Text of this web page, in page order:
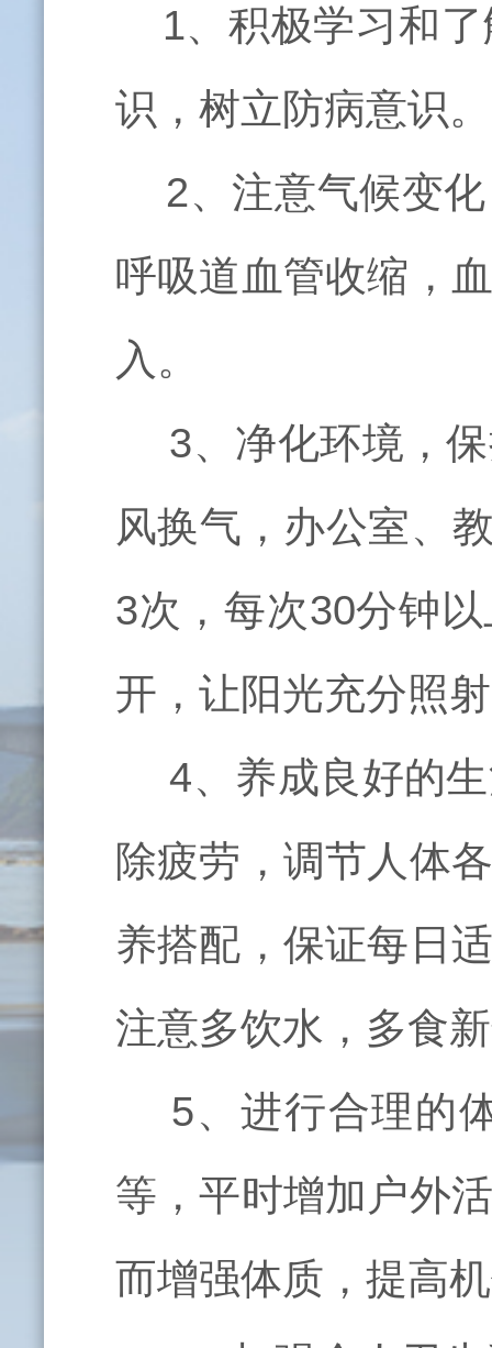
1、积极学习和
识，树立防病意识。
2、注意气候变化
呼吸道血管收缩，
入。
3、净化环境，
风换气，办公室、
3次，每次30分钟
开，让阳光充分照
4、养成良好的
除疲劳，调节人体
养搭配，保证每日
注意多饮水，多食
5、进行合理的
等，平时增加户外
而增强体质，提高